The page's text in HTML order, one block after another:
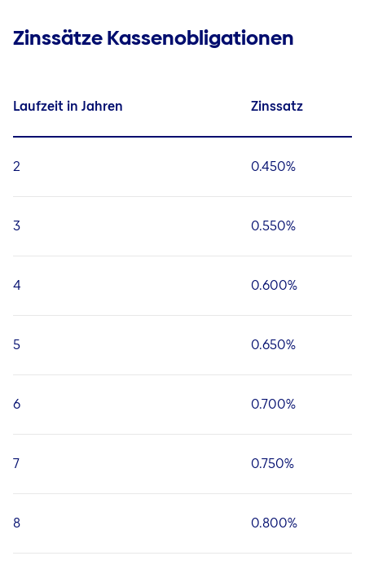
Zinssätze Kassenobligationen
Laufzeit in Jahren Zinssatz
2 0.450%
3 0.550%
4 0.600%
5 0.650%
6 0.700%
7 0.750%
8 0.800%